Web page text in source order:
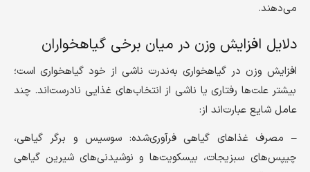
می‌دهند.
دلایل افزایش وزن در میان برخی گیاهخواران
افزایش وزن در گیاهخواری به‌ندرت ناشی از خود گیاهخواری است؛
بیشتر علت‌ها رفتاری یا ناشی از انتخاب‌های غذایی نادرست‌اند. چند
عامل شایع عبارت‌اند از:
– مصرف غذاهای گیاهی فرآوری‌شده: سوسیس و برگر گیاهی،
چیپس‌های سبزیجات، بیسکویت‌ها و نوشیدنی‌های شیرین گیاهی